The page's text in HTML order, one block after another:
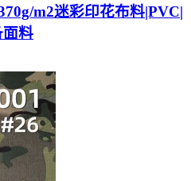
m2迷彩印花布料|PVC|
面料